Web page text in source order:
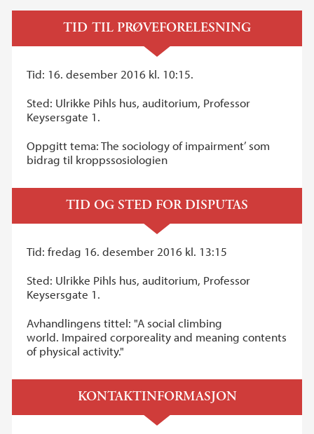
TID TIL PRØVEFORELESNING
Tid: 16. desember 2016 kl. 10:15.
Sted: Ulrikke Pihls hus, auditorium, Professor
Keysersgate 1.
Oppgitt tema: The sociology of impairment’ som
bidrag til kroppssosiologien
TID OG STED FOR DISPUTAS
Tid: fredag 16. desember 2016 kl. 13:15
Sted: Ulrikke Pihls hus, auditorium, Professor
Keysersgate 1.
Avhandlingens tittel: "A social climbing
world. Impaired corporeality and meaning contents
of physical activity."
KONTAKTINFORMASJON